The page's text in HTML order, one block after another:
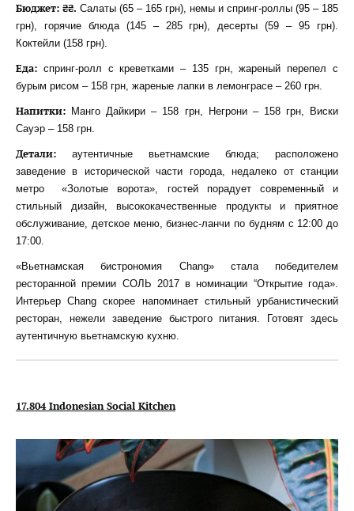
Бюджет: ₴₴. Салаты (65 – 165 грн), немы и спринг-роллы (95 – 185
грн), горячие блюда (145 – 285 грн), десерты (59 – 95 грн).
Коктейли (158 грн).
Еда: спринг-ролл с креветками – 135 грн, жареный перепел с
бурым рисом – 158 грн, жареные лапки в лемонграсе – 260 грн.
Напитки: Манго Дайкири – 158 грн, Негрони – 158 грн, Виски
Сауэр – 158 грн.
Детали: аутентичные вьетнамские блюда; расположено
заведение в исторической части города, недалеко от станции
метро «Золотые ворота», гостей порадует современный и
стильный дизайн, высококачественные продукты и приятное
обслуживание, детское меню, бизнес-ланчи по будням с 12:00 до
17:00.
«Вьетнамская бистрономия Chang» стала победителем
ресторанной премии СОЛЬ 2017 в номинации “Открытие года».
Интерьер Chang скорее напоминает стильный урбанистический
ресторан, нежели заведение быстрого питания. Готовят здесь
аутентичную вьетнамскую кухню.
17.804IndonesianSocial Kitchen